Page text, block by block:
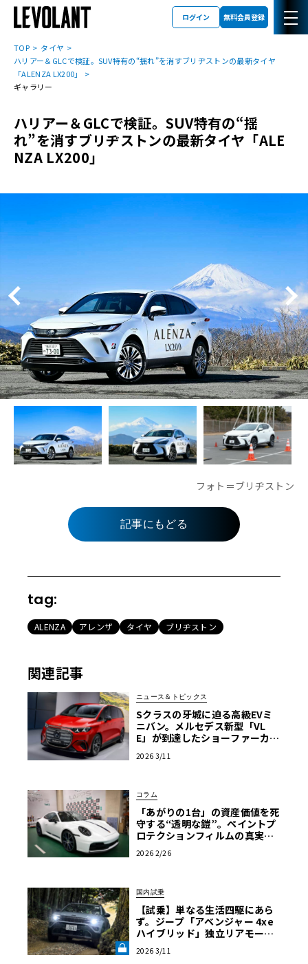
ログイン 無料会員登録
TOP
タイヤ
ハリアー＆GLCで検証。SUV特有の“揺れ”を消すブリヂストンの最新タイヤ
「ALENZA LX200」
ギャラリー
ハリアー＆GLCで検証。SUV特有の“揺
れ”を消すブリヂストンの最新タイヤ「ALE
NZA LX200」
フォト＝ブリヂストン
記事にもどる
tag:
ALENZA アレンザ タイヤ ブリヂストン
関連記事
ニュース＆トピックス
Sクラスの牙城に迫る高級EVミ
ニバン。メルセデス新型「VL
E」が到達したショーファーカー
2026 3/11
コラム
「あがりの1台」の資産価値を死
守する“透明な鎧”。ペイントプ
ロテクションフィルムの真実
「正解」
2026 2/26
国内試乗
【試乗】単なる生活四駆にあら
ず。ジープ「アベンジャー 4xe
ハイブリッド」独立リアモータ
物”の真価《LE VOLANT LAB》
2026 3/11